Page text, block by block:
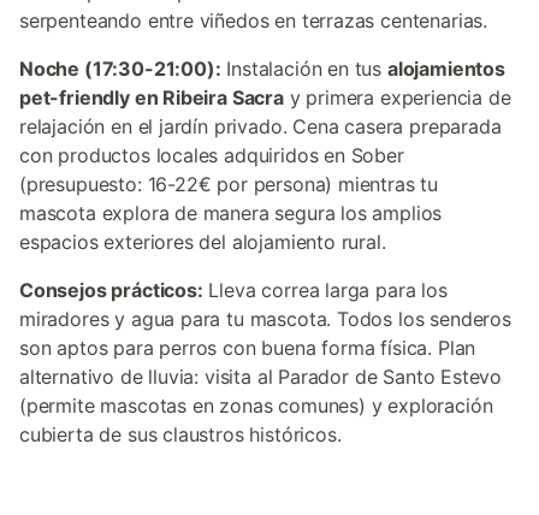
serpenteando entre viñedos en terrazas centenarias.
Noche (17:30-21:00): Instalación en tus alojamientos
pet-friendly en Ribeira Sacray primera experiencia de
relajación en el jardín privado. Cena casera preparada
con productos locales adquiridos en Sober
(presupuesto: 16-22€ por persona) mientras tu
mascota explora de manera segura los amplios
espacios exteriores del alojamiento rural.
Consejos prácticos: Lleva correa larga para los
miradores y agua para tu mascota. Todos los senderos
son aptos para perros con buena forma física. Plan
alternativo de lluvia: visita al Parador de Santo Estevo
(permite mascotas en zonas comunes) y exploración
cubierta de sus claustros históricos.